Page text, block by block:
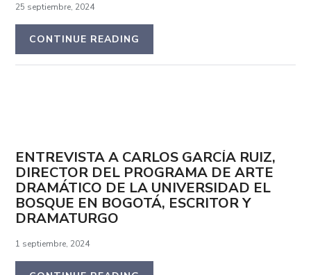
25 septiembre, 2024
CONTINUE READING
ENTREVISTA A CARLOS GARCÍA RUIZ,
DIRECTOR DEL PROGRAMA DE ARTE
DRAMÁTICO DE LA UNIVERSIDAD EL
BOSQUE EN BOGOTÁ, ESCRITOR Y
DRAMATURGO
1 septiembre, 2024